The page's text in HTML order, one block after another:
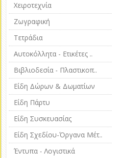
Χειροτεχνία
Ζωγραφική
Τετράδια
Αυτοκόλλητα - Ετικέτες ..
Βιβλιοδεσία - Πλαστικοπ..
Είδη Δώρων & Δωματίων
Είδη Πάρτυ
Είδη Συσκευασίας
Είδη Σχεδίου-Όργανα Μέτ..
Έντυπα - Λογιστικά